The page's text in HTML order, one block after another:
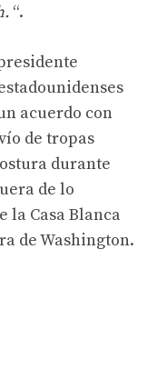
“.
acuerdo con
de tropas
durante
de lo
la Casa Blanca
de Washington.